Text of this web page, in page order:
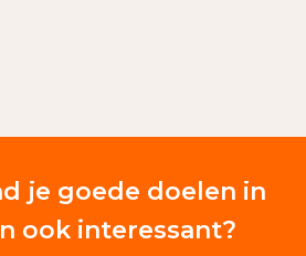
je goede doelen in
ook interessant?